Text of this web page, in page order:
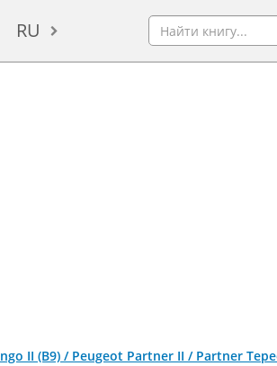
RU
II (B9) / Peugeot Partner II / Partner